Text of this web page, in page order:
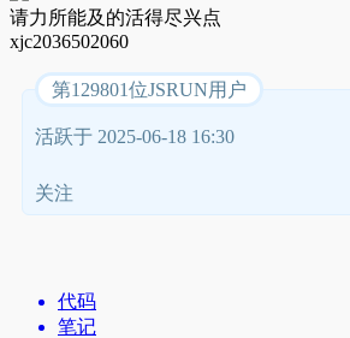
请力所能及的活得尽兴点
xjc2036502060
第129801位JSRUN用户
活跃于 2025-06-18 16:30
关注
代码
笔记